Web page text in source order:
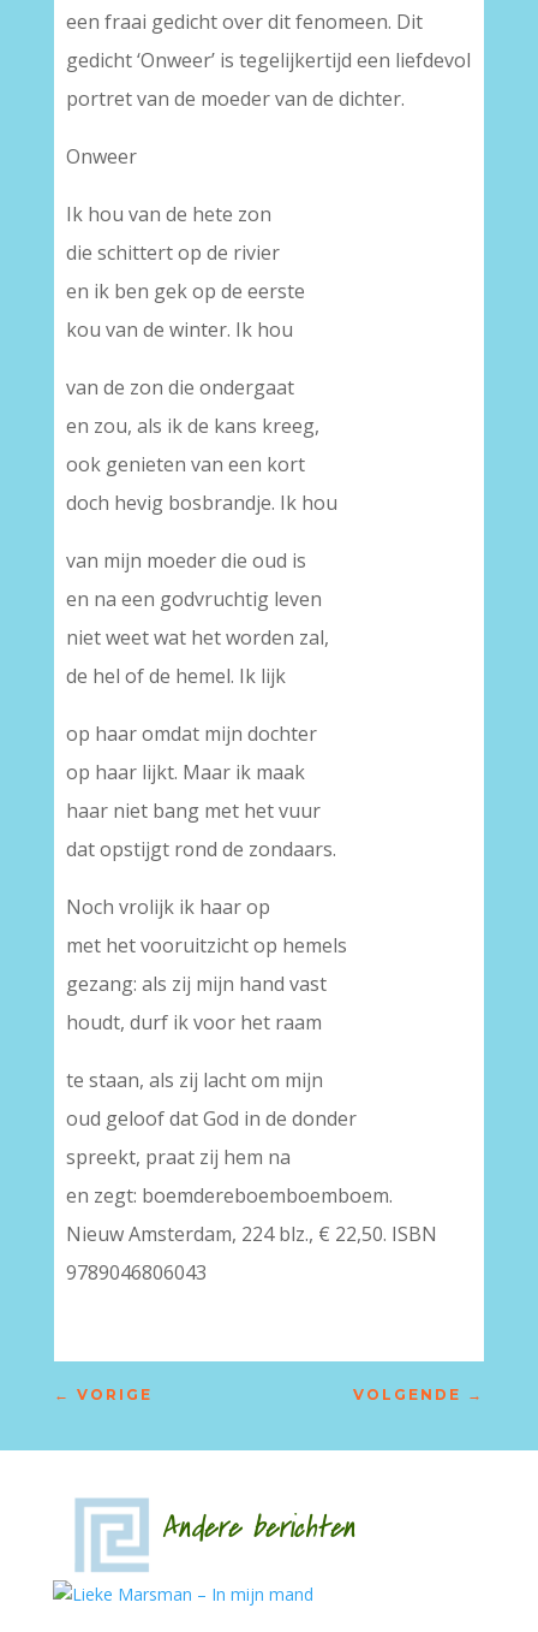
een fraai gedicht over dit fenomeen. Dit
gedicht ‘Onweer’ is tegelijkertijd een liefdevol
portret van de moeder van de dichter.
Onweer
Ik hou van de hete zon
die schittert op de rivier
en ik ben gek op de eerste
kou van de winter. Ik hou
van de zon die ondergaat
en zou, als ik de kans kreeg,
ook genieten van een kort
doch hevig bosbrandje. Ik hou
van mijn moeder die oud is
en na een godvruchtig leven
niet weet wat het worden zal,
de hel of de hemel. Ik lijk
op haar omdat mijn dochter
op haar lijkt. Maar ik maak
haar niet bang met het vuur
dat opstijgt rond de zondaars.
Noch vrolijk ik haar op
met het vooruitzicht op hemels
gezang: als zij mijn hand vast
houdt, durf ik voor het raam
te staan, als zij lacht om mijn
oud geloof dat God in de donder
spreekt, praat zij hem na
en zegt: boemdereboemboemboem.
Nieuw Amsterdam, 224 blz., € 22,50. ISBN
9789046806043
← VORIGE VOLGENDE →
Andere berichten